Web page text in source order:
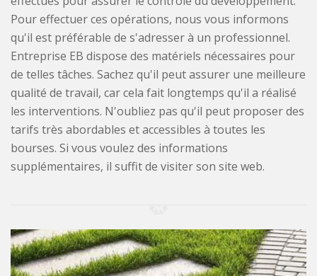
Pour effectuer ces opérations, nous vous informons
qu'il est préférable de s'adresser à un professionnel.
Entreprise EB dispose des matériels nécessaires pour
de telles tâches. Sachez qu'il peut assurer une meilleure
qualité de travail, car cela fait longtemps qu'il a réalisé
les interventions. N'oubliez pas qu'il peut proposer des
tarifs très abordables et accessibles à toutes les
bourses. Si vous voulez des informations
supplémentaires, il suffit de visiter son site web.